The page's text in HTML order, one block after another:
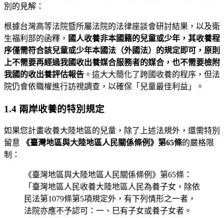
別的見解：
根據台灣高等法院暨所屬法院的法律座談會研討結果，以及衛
生福利部的函釋， 國人收養非本國籍的兒童或少年，其收養程
序僅需符合該兒童或少年本國法（外國法）的規定即可，原則
上不需要再經過我國收出養媒合服務者的媒合，也不需要檢附
我國的收出養評估報告 。這大大簡化了跨國收養的程序，但法
院仍會依職權進行訪視調查，以確保「兒童最佳利益」。
1.4 兩岸收養的特別規定
如果您計畫收養大陸地區的兒童，除了上述法規外，還需特別
留意
《臺灣地區與大陸地區人民關係條例》第65條的嚴格限
制：
《臺灣地區與大陸地區人民關係條例》第65條：
「臺灣地區人民收養大陸地區人民為養子女，除依
民法第1079條第5項規定外，有下列情形之一者，
法院亦應不予認可：一、巳有子女或養子女者。